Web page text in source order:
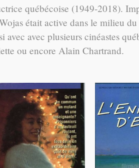
québécoise (1949-2018).
était active dans le milieu
avec avec plusieurs cinéastes
ou encore Alain Chartrand.
belle, Jeanne
Bar